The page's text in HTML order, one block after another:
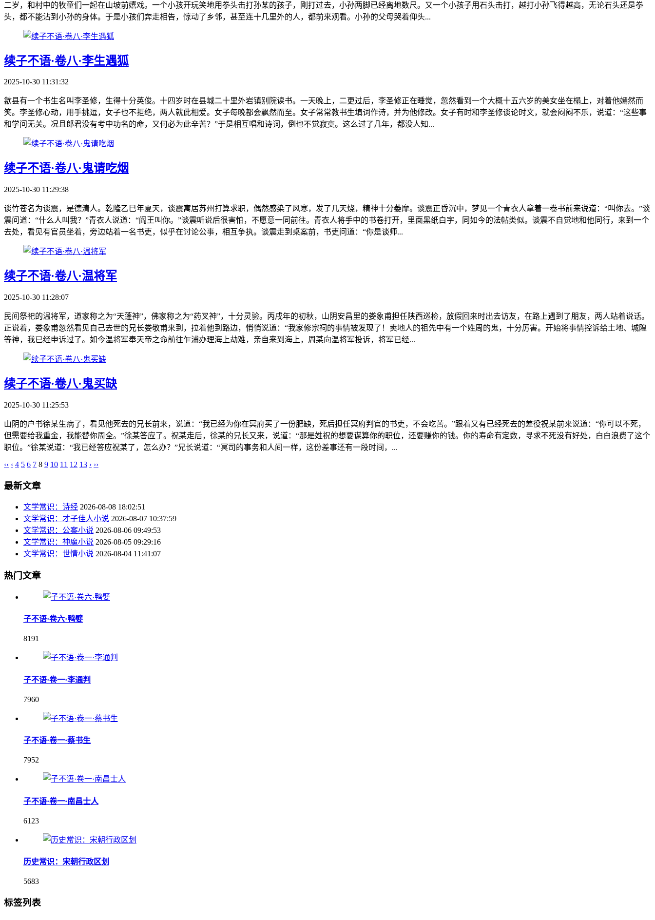
二岁，和村中的牧童们一起在山坡前嬉戏。一个小孩开玩笑地用拳头击打孙某的孩子，刚打过去，小孙两脚已经离地数尺。又一个小孩子用石头击打，越打小孙飞得越高，无论石头还是拳
头，都不能沾到小孙的身体。于是小孩们奔走相告，惊动了乡邻，甚至连十几里外的人，都前来观看。小孙的父母哭着仰头...
续子不语·卷八·李生遇狐
2025-10-30 11:31:32
歙县有一个书生名叫李圣修，生得十分英俊。十四岁时在县城二十里外岩镇别院读书。一天晚上，二更过后，李圣修正在睡觉，忽然看到一个大概十五六岁的美女坐在榻上，对着他嫣然而
笑。李圣修心动，用手挑逗，女子也不拒绝，两人就此相爱。女子每晚都会飘然而至。女子常常教书生填词作诗，并为他修改。女子有时和李圣修谈论时文，就会闷闷不乐，说道：“这些事
和学问无关。况且郎君没有考中功名的命，又何必为此辛苦？”于是相互唱和诗词，倒也不觉寂寞。这么过了几年，都没人知...
续子不语·卷八·鬼请吃烟
2025-10-30 11:29:38
谈竹苍名为谈震，是德清人。乾隆乙巳年夏天，谈震寓居苏州打算求职，偶然感染了风寒，发了几天烧，精神十分萎靡。谈震正昏沉中，梦见一个青衣人拿着一卷书前来说道：“叫你去。”谈
震问道：“什么人叫我？”青衣人说道：“阎王叫你。”谈震听说后很害怕，不愿意一同前往。青衣人将手中的书卷打开，里面黑纸白字，同如今的法帖类似。谈震不自觉地和他同行，来到一个
去处，看见有官员坐着，旁边站着一名书吏，似乎在讨论公事，相互争执。谈震走到桌案前，书吏问道：“你是谈师...
续子不语·卷八·温将军
2025-10-30 11:28:07
民间祭祀的温将军，道家称之为“天蓬神”，佛家称之为“药叉神”，十分灵验。丙戌年的初秋，山阴安昌里的娄象甫担任陕西巡检，放假回来时出去访友，在路上遇到了朋友，两人站着说话。
正说着，娄象甫忽然看见自己去世的兄长娄敬甫来到，拉着他到路边，悄悄说道：“我家修宗祠的事情被发现了！卖地人的祖先中有一个姓周的鬼，十分厉害。开始将事情控诉给土地、城隍
等神，我已经申诉过了。如今温将军奉天帝之命前往乍浦办理海上劫难，亲自来到海上，周某向温将军投诉，将军已经...
续子不语·卷八·鬼买缺
2025-10-30 11:25:53
山阴的户书徐某生病了，看见他死去的兄长前来，说道：“我已经为你在冥府买了一份肥缺，死后担任冥府判官的书吏，不会吃苦。”跟着又有已经死去的差役祝某前来说道：“你可以不死，
但需要给我重金，我能替你周全。”徐某答应了。祝某走后，徐某的兄长又来，说道：“那是姓祝的想要谋算你的职位，还要赚你的钱。你的寿命有定数，寻求不死没有好处，白白浪费了这个
职位。”徐某说道：“我已经答应祝某了，怎么办？”兄长说道：“冥司的事务和人间一样，这份差事还有一段时间，...
‹‹ ‹ 4 5 6 7 8 9 10 11 12 13 › ››
最新文章
文学常识：诗经 2026-08-08 18:02:51
文学常识：才子佳人小说 2026-08-07 10:37:59
文学常识：公案小说 2026-08-06 09:49:53
文学常识：神魔小说 2026-08-05 09:29:16
文学常识：世情小说 2026-08-04 11:41:07
热门文章
子不语·卷六·鸭嬖
8191
子不语·卷一·李通判
7960
子不语·卷一·蔡书生
7952
子不语·卷一·南昌士人
6123
历史常识：宋朝行政区划
5683
标签列表